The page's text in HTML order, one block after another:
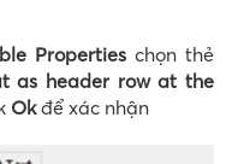
Propertieschọn thẻ
as header row at the
Okđể xác nhận